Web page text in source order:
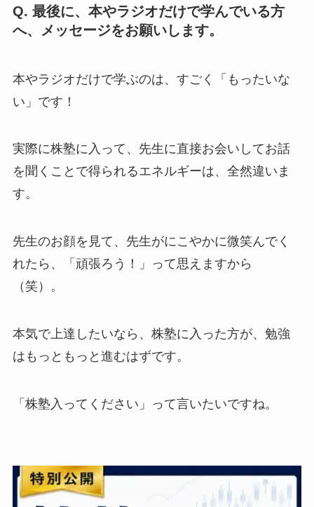
Q. 最後に、本やラジオだけで学んでいる方
へ、メッセージをお願いします。
本やラジオだけで学ぶのは、すごく「もったいな
い」です！
実際に株塾に入って、先生に直接お会いしてお話
を聞くことで得られるエネルギーは、全然違いま
す。
先生のお顔を見て、先生がにこやかに微笑んでく
れたら、「頑張ろう！」って思えますから
（笑）。
本気で上達したいなら、株塾に入った方が、勉強
はもっともっと進むはずです。
「株塾入ってください」って言いたいですね。